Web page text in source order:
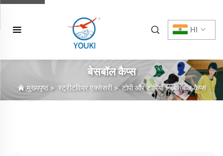
HI
बेसबॉल कैप्स
मुख्यपृष्ठ> स्ट्रीटवियर एक्सेसरी>टोपी और टोपियाँ>बेसबॉल कैप्स